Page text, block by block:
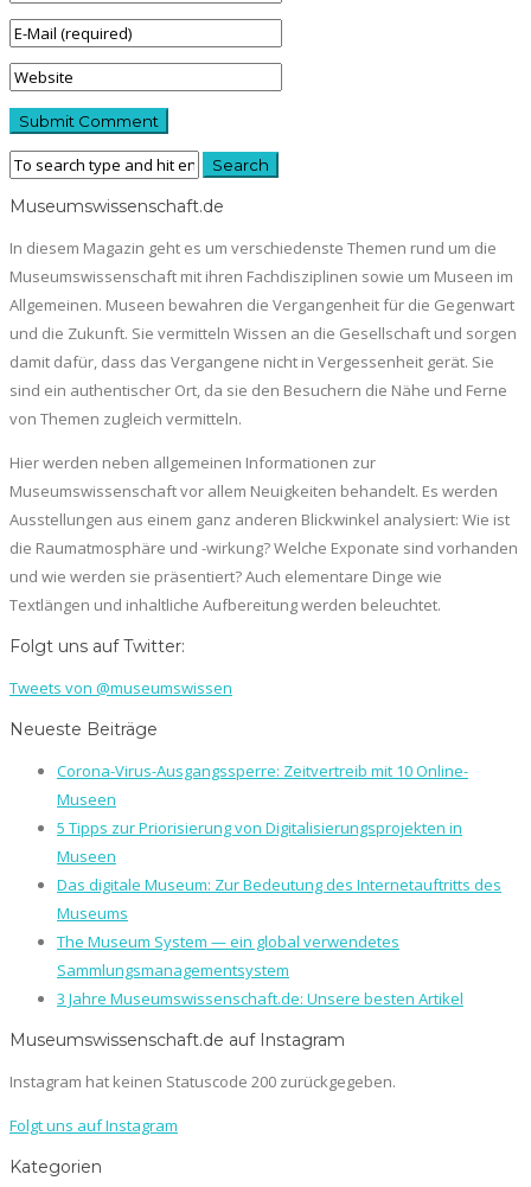
Museumswissenschaft.de
In diesem Magazin geht es um verschiedenste Themen rund um die
Museumswissenschaft mit ihren Fachdisziplinen sowie um Museen im
Allgemeinen. Museen bewahren die Vergangenheit für die Gegenwart
und die Zukunft. Sie vermitteln Wissen an die Gesellschaft und sorgen
damit dafür, dass das Vergangene nicht in Vergessenheit gerät. Sie
sind ein authentischer Ort, da sie den Besuchern die Nähe und Ferne
von Themen zugleich vermitteln.
Hier werden neben allgemeinen Informationen zur
Museumswissenschaft vor allem Neuigkeiten behandelt. Es werden
Ausstellungen aus einem ganz anderen Blickwinkel analysiert: Wie ist
die Raumatmosphäre und -wirkung? Welche Exponate sind vorhanden
und wie werden sie präsentiert? Auch elementare Dinge wie
Textlängen und inhaltliche Aufbereitung werden beleuchtet.
Folgt uns auf Twitter:
Tweets von @museumswissen
Neueste Beiträge
Corona-Virus-Ausgangssperre: Zeitvertreib mit 10 Online-
Museen
5 Tipps zur Priorisierung von Digitalisierungsprojekten in
Museen
Das digitale Museum: Zur Bedeutung des Internetauftritts des
Museums
The Museum System — ein global verwendetes
Sammlungsmanagementsystem
3 Jahre Museumswissenschaft.de: Unsere besten Artikel
Museumswissenschaft.de auf Instagram
Instagram hat keinen Statuscode 200 zurückgegeben.
Folgt uns auf Instagram
Kategorien